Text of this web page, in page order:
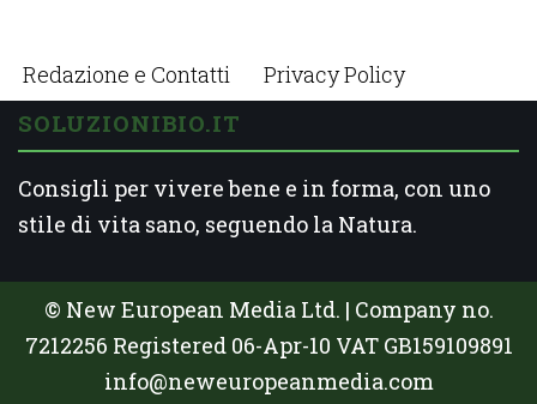
Redazione e Contatti Privacy Policy
SOLUZIONIBIO.IT
Consigli per vivere bene e in forma, con uno
stile di vita sano, seguendo la Natura.
© New European Media Ltd. | Company no.
7212256 Registered 06-Apr-10 VAT GB159109891
info@neweuropeanmedia.com